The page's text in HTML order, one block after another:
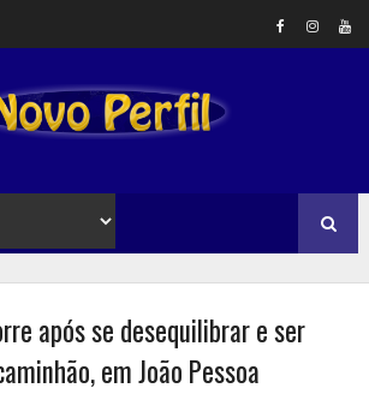
após se desequilibrar e ser
em João Pessoa